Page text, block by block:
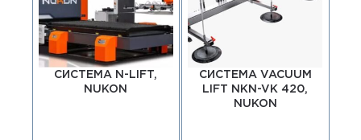
СИСТЕМА N-LIFT,
NUKON
СИСТЕМА VACUUM
LIFT NKN-VK 420,
NUKON